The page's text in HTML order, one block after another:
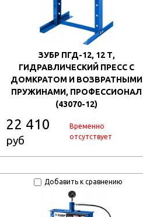
ЗУБР ПГД-12, 12 Т,
ГИДРАВЛИЧЕСКИЙ ПРЕСС С
ДОМКРАТОМ И ВОЗВРАТНЫМИ
ПРУЖИНАМИ, ПРОФЕССИОНАЛ
(43070-12)
22 410
руб
Временно
отсутствует
Добавить к сравнению